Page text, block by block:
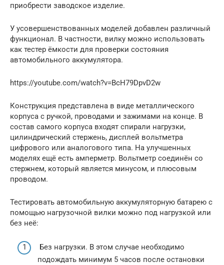
приобрести заводское изделие.
У усовершенствованных моделей добавлен различный
функционал. В частности, вилку можно использовать
как тестер ёмкости для проверки состояния
автомобильного аккумулятора.
https://youtube.com/watch?v=BcH79DpvD2w
Конструкция представлена в виде металлического
корпуса с ручкой, проводами и зажимами на конце. В
состав самого корпуса входят спирали нагрузки,
цилиндрический стержень, дисплей вольтметра
цифрового или аналогового типа. На улучшенных
моделях ещё есть амперметр. Вольтметр соединён со
стержнем, который является минусом, и плюсовым
проводом.
Тестировать автомобильную аккумуляторную батарею с
помощью нагрузочной вилки можно под нагрузкой или
без неё:
Без нагрузки. В этом случае необходимо
подождать минимум 5 часов после остановки